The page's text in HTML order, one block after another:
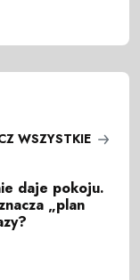
WSZYSTKIE
daje pokoju.
„plan